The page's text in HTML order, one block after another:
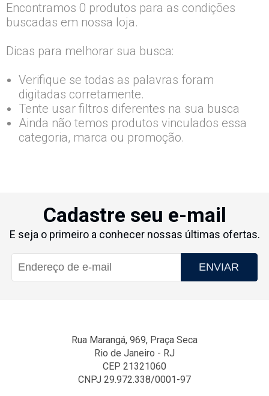
Encontramos 0 produtos para as condições
buscadas em nossa loja.
Dicas para melhorar sua busca:
Verifique se todas as palavras foram
digitadas corretamente.
Tente usar filtros diferentes na sua busca
Ainda não temos produtos vinculados essa
categoria, marca ou promoção.
Cadastre seu e-mail
E seja o primeiro a conhecer nossas últimas ofertas.
ENVIAR
Rua Marangá, 969, Praça Seca
Rio de Janeiro - RJ
CEP 21321060
CNPJ 29.972.338/0001-97